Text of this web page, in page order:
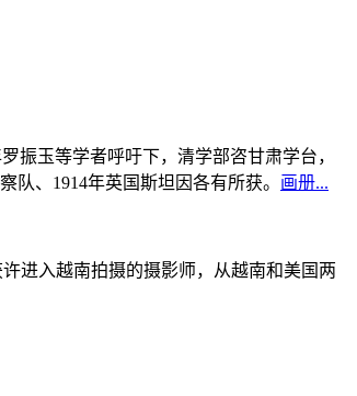
振玉等学者呼吁下，清学部咨甘肃学台，
队、1914年英国斯坦因各有所获。 画册...
进入越南拍摄的摄影师，从越南和美国两